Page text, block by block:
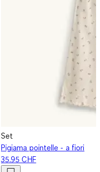
Set
Pigiama pointelle - a fiori
35.95 CHF